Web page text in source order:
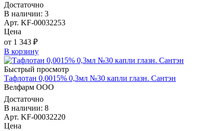
Достаточно
В наличии: 3
Арт. KF-00032253
Цена
от 1 343 ₽
В корзину
Быстрый просмотр
Тафлотан 0,0015% 0,3мл №30 капли глазн. Сантэн
Велфарм ООО
Достаточно
В наличии: 8
Арт. KF-00032220
Цена